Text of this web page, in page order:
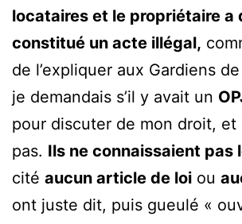
locataires et le propriétaire a
constitué un acte illégal,
de l’expliquer aux Gardiens
je demandais s’il y avait un
pour discuter de mon droit, et
pas. Ils ne connaissaient pas
cité aucun article de loi ou
ont juste dit, puis gueulé «